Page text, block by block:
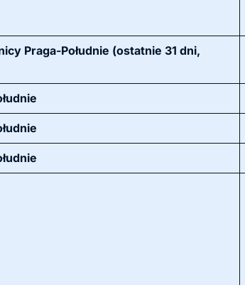
Praga-Południe (ostatnie 31 dni,